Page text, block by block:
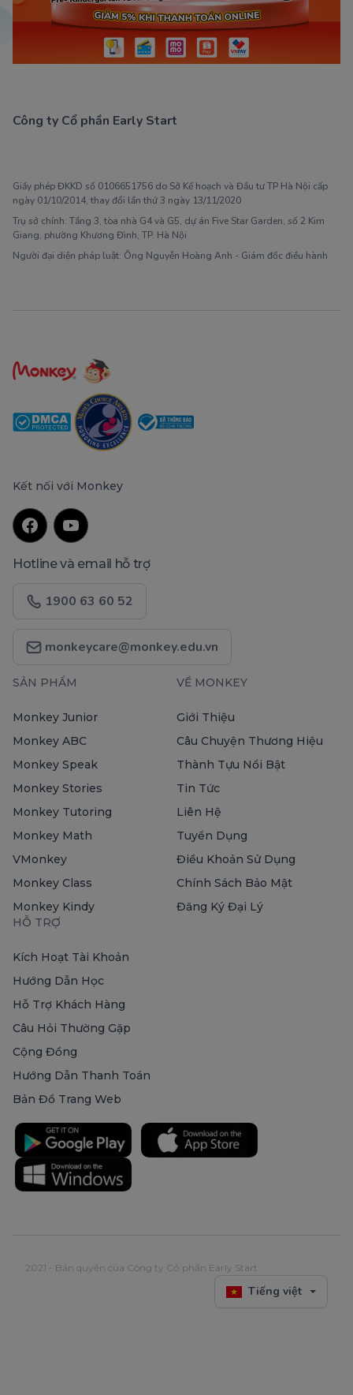
Công ty Cổ phần Early Start
Giấy phép ĐKKD số 0106651756 do Sở Kế hoạch và Đầu tư TP Hà Nội cấp
ngày 01/10/2014, thay đổi lần thứ 3 ngày 13/11/2020
Trụ sở chính: Tầng 3, tòa nhà G4 và G5, dự án Five Star Garden, số 2 Kim
Giang, phường Khương Đình, TP. Hà Nội
Người đại diện pháp luật: Ông Nguyễn Hoàng Anh - Giám đốc điều hành
Kết nối với Monkey
Hotline và email hỗ trợ
1900 63 60 52
monkeycare@monkey.edu.vn
SẢN PHẨM
Monkey Junior
Monkey ABC
Monkey Speak
Monkey Stories
Monkey Tutoring
Monkey Math
VMonkey
Monkey Class
Monkey Kindy
VỀ MONKEY
Giới Thiệu
Câu Chuyện Thương Hiệu
Thành Tựu Nổi Bật
Tin Tức
Liên Hệ
Tuyển Dụng
Điều Khoản Sử Dụng
Chính Sách Bảo Mật
Đăng Ký Đại Lý
HỖ TRỢ
Kích Hoạt Tài Khoản
Hướng Dẫn Học
Hỗ Trợ Khách Hàng
Câu Hỏi Thường Gặp
Cộng Đồng
Hướng Dẫn Thanh Toán
Bản Đồ Trang Web
2021 - Bản quyền của Công ty Cổ phần Early Start
Tiếng việt